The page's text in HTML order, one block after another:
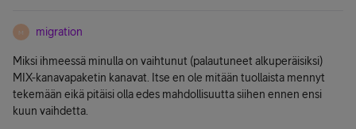
M migration
Miksi ihmeessä minulla on vaihtunut (palautuneet alkuperäisiksi)
MIX-kanavapaketin kanavat. Itse en ole mitään tuollaista mennyt
tekemään eikä pitäisi olla edes mahdollisuutta siihen ennen ensi
kuun vaihdetta.